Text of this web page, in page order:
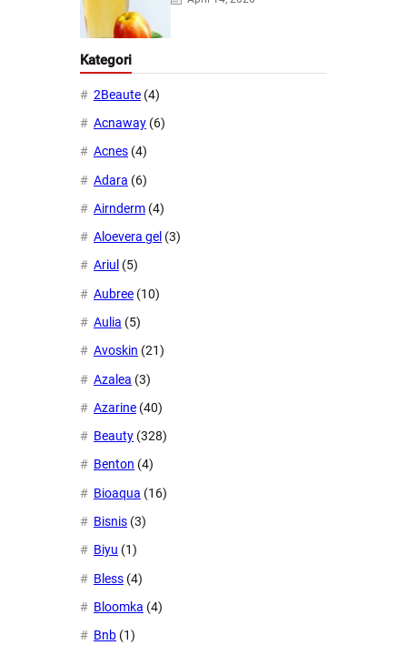
Kategori
2Beaute (4)
Acnaway (6)
Acnes (4)
Adara (6)
Airnderm (4)
Aloevera gel (3)
Ariul (5)
Aubree (10)
Aulia (5)
Avoskin (21)
Azalea (3)
Azarine (40)
Beauty (328)
Benton (4)
Bioaqua (16)
Bisnis (3)
Biyu (1)
Bless (4)
Bloomka (4)
Bnb (1)